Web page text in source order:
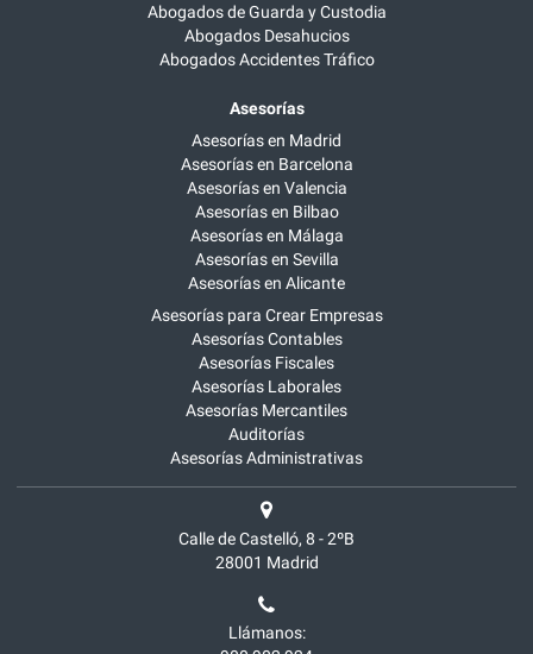
Abogados de Guarda y Custodia
Abogados Desahucios
Abogados Accidentes Tráfico
Asesorías
Asesorías en Madrid
Asesorías en Barcelona
Asesorías en Valencia
Asesorías en Bilbao
Asesorías en Málaga
Asesorías en Sevilla
Asesorías en Alicante
Asesorías para Crear Empresas
Asesorías Contables
Asesorías Fiscales
Asesorías Laborales
Asesorías Mercantiles
Auditorías
Asesorías Administrativas
Calle de Castelló, 8 - 2ºB
28001 Madrid
Llámanos: